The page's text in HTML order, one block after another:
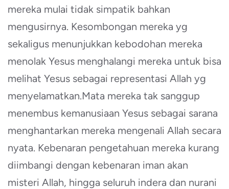
mereka mulai tidak simpatik bahkan
mengusirnya. Kesombongan mereka yg
sekaligus menunjukkan kebodohan mereka
menolak Yesus menghalangi mereka untuk bisa
melihat Yesus sebagai representasi Allah yg
menyelamatkan.Mata mereka tak sanggup
menembus kemanusiaan Yesus sebagai sarana
menghantarkan mereka mengenali Allah secara
nyata. Kebenaran pengetahuan mereka kurang
diimbangi dengan kebenaran iman akan
misteri Allah, hingga seluruh indera dan nurani